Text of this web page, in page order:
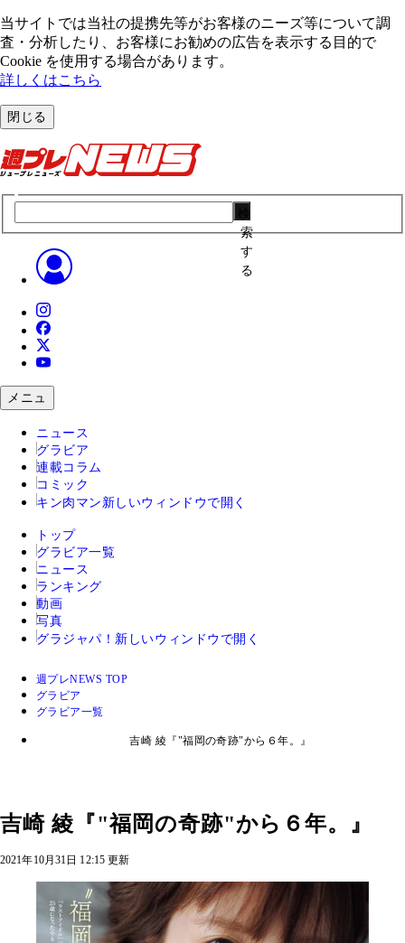
当サイトでは当社の提携先等がお客様のニーズ等について調
査・分析したり、お客様にお勧めの広告を表⽰する⽬的で
Cookie を使⽤する場合があります。
詳しくはこちら
閉じる
索
す
る
メニュ
ニュース
グラビア
連載コラム
コミック
キン肉マン 新しいウィンドウで開く
トップ
グラビア一覧
ニュース
ランキング
動画
写真
グラジャパ！ 新しいウィンドウで開く
週プレNEWS TOP
グラビア
グラビア一覧
吉崎 綾『"福岡の奇跡"から６年。』
吉崎 綾『"福岡の奇跡"から６年。』
2021年10月31日 12:15 更新